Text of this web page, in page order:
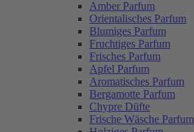
Amber Parfum
Orientalisches Parfum
Blumiges Parfum
Fruchtiges Parfum
Frisches Parfum
Apfel Parfum
Aromatisches Parfum
Bergamotte Parfum
Chypre Düfte
Frische Wäsche Parfum